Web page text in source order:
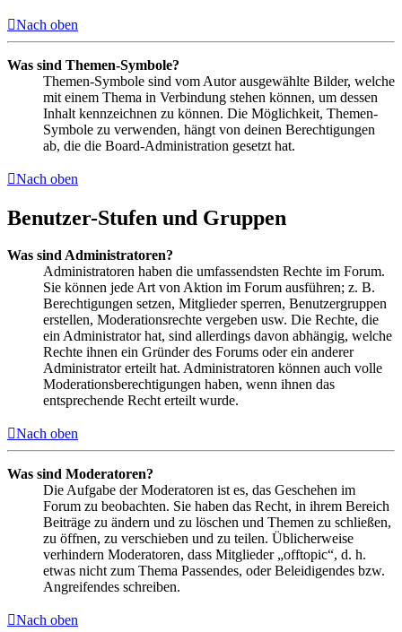
Nach oben
Was sind Themen-Symbole?
Themen-Symbole sind vom Autor ausgewählte Bilder, welche
mit einem Thema in Verbindung stehen können, um dessen
Inhalt kennzeichnen zu können. Die Möglichkeit, Themen-
Symbole zu verwenden, hängt von deinen Berechtigungen
ab, die die Board-Administration gesetzt hat.
Nach oben
Benutzer-Stufen und Gruppen
Was sind Administratoren?
Administratoren haben die umfassendsten Rechte im Forum.
Sie können jede Art von Aktion im Forum ausführen; z. B.
Berechtigungen setzen, Mitglieder sperren, Benutzergruppen
erstellen, Moderationsrechte vergeben usw. Die Rechte, die
ein Administrator hat, sind allerdings davon abhängig, welche
Rechte ihnen ein Gründer des Forums oder ein anderer
Administrator erteilt hat. Administratoren können auch volle
Moderationsberechtigungen haben, wenn ihnen das
entsprechende Recht erteilt wurde.
Nach oben
Was sind Moderatoren?
Die Aufgabe der Moderatoren ist es, das Geschehen im
Forum zu beobachten. Sie haben das Recht, in ihrem Bereich
Beiträge zu ändern und zu löschen und Themen zu schließen,
zu öffnen, zu verschieben und zu teilen. Üblicherweise
verhindern Moderatoren, dass Mitglieder „offtopic“, d. h.
etwas nicht zum Thema Passendes, oder Beleidigendes bzw.
Angreifendes schreiben.
Nach oben